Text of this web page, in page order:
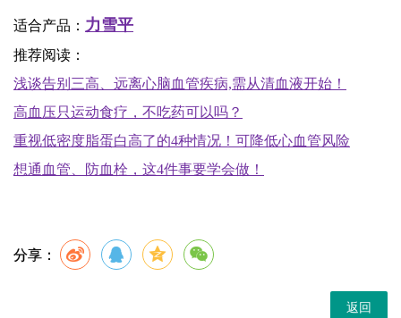
适合产品： 力雪平
推荐阅读：
浅谈告别三高、远离心脑血管疾病,需从清血液开始！
高血压只运动食疗，不吃药可以吗？
重视低密度脂蛋白高了的4种情况！可降低心血管风险
想通血管、防血栓，这4件事要学会做！
分享：
返回